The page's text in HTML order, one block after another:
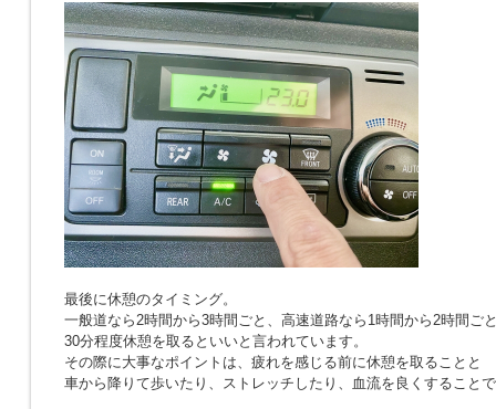
最後に休憩のタイミング。
一般道なら2時間から3時間ごと、高速道路なら1時間から2時間ご
30分程度休憩を取るといいと言われています。
その際に大事なポイントは、疲れを感じる前に休憩を取ることと
車から降りて歩いたり、ストレッチしたり、血流を良くすること